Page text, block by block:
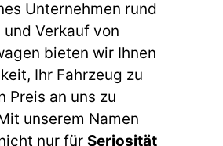
Unternehmen rund
Verkauf von
bieten wir Ihnen
Ihr Fahrzeug zu
Preis an uns zu
unserem Namen
nur für Seriosität